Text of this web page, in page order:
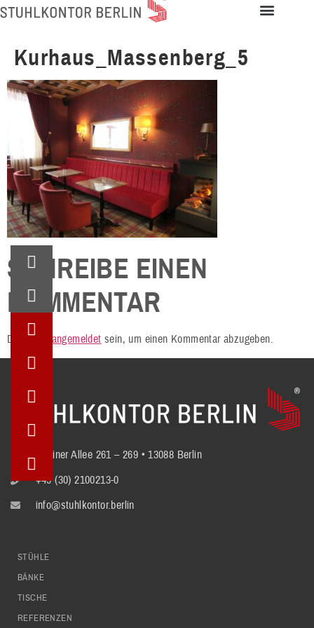
Kurhaus_Massenberg_5
SCHREIBE EINEN
KOMMENTAR
Du musst angemeldet sein, um einen Kommentar abzugeben.
Berliner Allee 261 – 269 • 13088 Berlin
+49 (30) 2100213-0
info@stuhlkontor.berlin
STÜHLE
BÄNKE
TISCHE
REFERENZEN